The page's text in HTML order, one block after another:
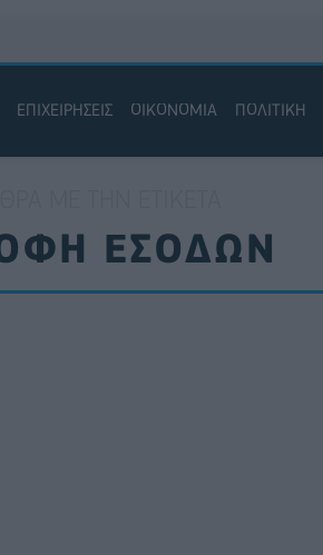
ΕΠΙΧΕΙΡΗΣΕΙΣ ΟΙΚΟΝΟΜΙΑ ΠΟΛΙΤΙΚΗ
ΕΣΟΔΩΝ